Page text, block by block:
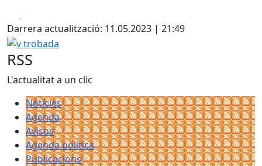
Darrera actualització: 11.05.2023 | 21:49
v trobada
RSS
L'actualitat a un clic
Notícies
Agenda
Avisos
Agenda política
Publicacions